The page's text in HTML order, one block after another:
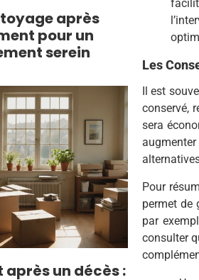
après
pour un
serein
un décès :
Les
Il est
conservé,
sera
Pour
permet de
par
consulter